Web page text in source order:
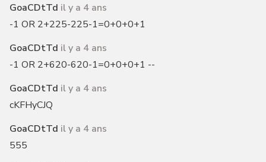
GoaCDtTd il y a 4 ans
-1 OR 2+225-225-1=0+0+0+1
GoaCDtTd il y a 4 ans
-1 OR 2+620-620-1=0+0+0+1 --
GoaCDtTd il y a 4 ans
cKFHyCJQ
GoaCDtTd il y a 4 ans
555